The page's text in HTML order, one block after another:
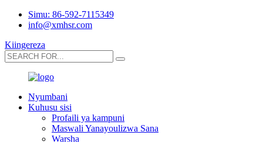
Simu: 86-592-7115349
info@xmhsr.com
Kiingereza
Nyumbani
Kuhusu sisi
Profaili ya kampuni
Maswali Yanayoulizwa Sana
Warsha